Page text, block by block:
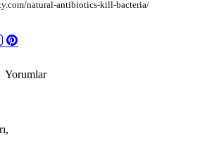
natural-antibiotics-kill-bacteria/
Yorumlar